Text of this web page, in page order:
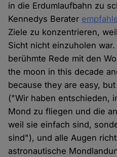
in die Erdumlaufbahn zu
Kennedys Berater
Ziele zu konzentrieren,
Sicht nicht einzuholen
berühmte Rede mit den
the moon in this decade
because they are easy,
("Wir haben entschieden,
Mond zu fliegen und die
weil sie einfach sind,
sind"), und alle Augen
astronautische